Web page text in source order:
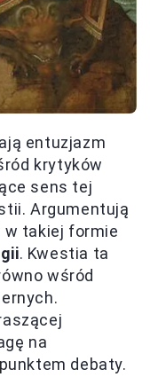
entuzjazm
krytyków
sens tej
Argumentują
w takiej formie
. Kwestia ta
wśród
na
debaty.